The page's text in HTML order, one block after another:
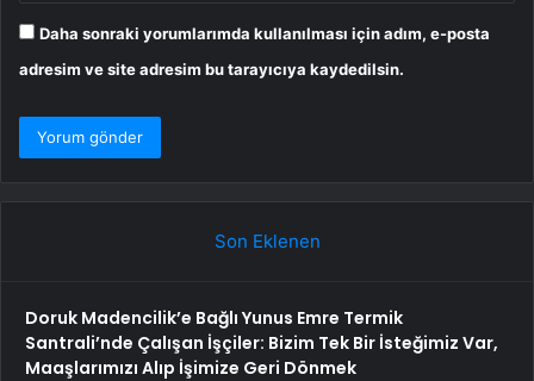
Daha sonraki yorumlarımda kullanılması için adım, e-posta
adresim ve site adresim bu tarayıcıya kaydedilsin.
Son Eklenen
Doruk Madencilik’e Bağlı Yunus Emre Termik
Santrali’nde Çalışan İşçiler: Bizim Tek Bir İsteğimiz Var,
Maaşlarımızı Alıp İşimize Geri Dönmek